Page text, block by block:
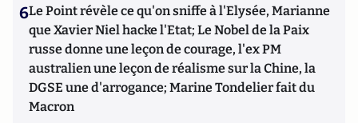
6Le Point révèle ce qu'on sniffe à l'Elysée, Marianne
que Xavier Niel hacke l'Etat; Le Nobel de la Paix
russe donne une leçon de courage, l'ex PM
australien une leçon de réalisme sur la Chine, la
DGSE une d'arrogance; Marine Tondelier fait du
Macron